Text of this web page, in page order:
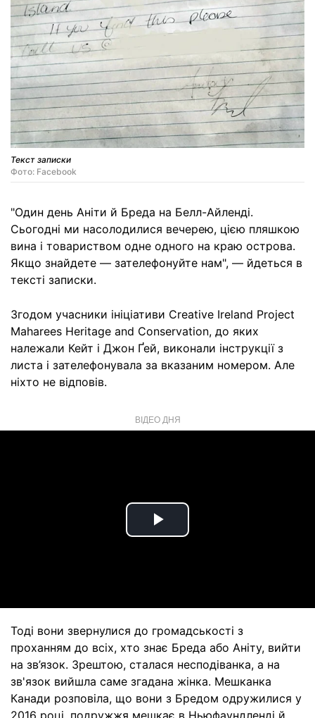
Текст записки
Фото: Facebook
"Один день Аніти й Бреда на Белл-Айленді.
Сьогодні ми насолодилися вечерею, цією пляшкою
вина і товариством одне одного на краю острова.
Якщо знайдете — зателефонуйте нам", — йдеться в
тексті записки.
Згодом учасники ініціативи Creative Ireland Project
Maharees Heritage and Conservation, до яких
належали Кейт і Джон Ґей, виконали інструкції з
листа і зателефонувала за вказаним номером. Але
ніхто не відповів.
ВІДЕО ДНЯ
Play
Тоді вони звернулися до громадськості з
проханням до всіх, хто знає Бреда або Аніту, вийти
на зв’язок. Зрештою, сталася несподіванка, а на
зв'язок вийшла саме згадана жінка. Мешканка
Канади розповіла, що вони з Бредом одружилися у
2016 році, подружжя мешкає в Ньюфаундленді й